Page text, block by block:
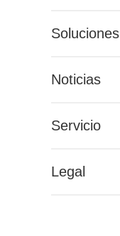
Soluciones
Noticias
Servicio
Legal